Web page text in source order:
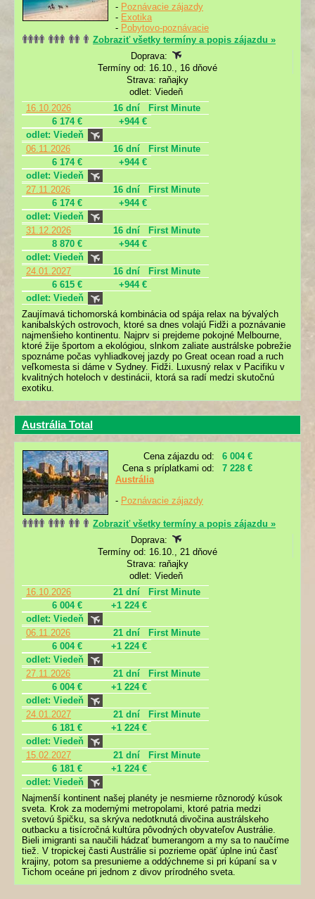
- Poznávacie zájazdy
- Exotika
- Pobytovo-poznávacie
Zobraziť všetky termíny a popis zájazdu »
Doprava:
Termíny od: 16.10., 16 dňové
Strava: raňajky
odlet: Viedeň
16.10.2026
16 dní
First Minute
6 174 €
+944 €
odlet: Viedeň
06.11.2026
16 dní
First Minute
6 174 €
+944 €
odlet: Viedeň
27.11.2026
16 dní
First Minute
6 174 €
+944 €
odlet: Viedeň
31.12.2026
16 dní
First Minute
8 870 €
+944 €
odlet: Viedeň
24.01.2027
16 dní
First Minute
6 615 €
+944 €
odlet: Viedeň
Zaujímavá tichomorská kombinácia od spája relax na bývalých
kanibalských ostrovoch, ktoré sa dnes volajú Fidži a poznávanie
najmenšieho kontinentu. Najprv si prejdeme pokojné Melbourne,
ktoré žije športom a ekológiou, slnkom zaliate austrálske pobrežie
spoznáme počas vyhliadkovej jazdy po Great ocean road a ruch
veľkomesta si dáme v Sydney. Fidži. Luxusný relax v Pacifiku v
kvalitných hoteloch v destinácii, ktorá sa radí medzi skutočnú
exotiku.
Austrália Total
Cena zájazdu od:
6 004 €
Cena s príplatkami od:
7 228 €
Austrália
- Poznávacie zájazdy
Zobraziť všetky termíny a popis zájazdu »
Doprava:
Termíny od: 16.10., 21 dňové
Strava: raňajky
odlet: Viedeň
16.10.2026
21 dní
First Minute
6 004 €
+1 224 €
odlet: Viedeň
06.11.2026
21 dní
First Minute
6 004 €
+1 224 €
odlet: Viedeň
27.11.2026
21 dní
First Minute
6 004 €
+1 224 €
odlet: Viedeň
24.01.2027
21 dní
First Minute
6 181 €
+1 224 €
odlet: Viedeň
15.02.2027
21 dní
First Minute
6 181 €
+1 224 €
odlet: Viedeň
Najmenší kontinent našej planéty je nesmierne rôznorodý kúsok
sveta. Krok za modernými metropolami, ktoré patria medzi
svetovú špičku, sa skrýva nedotknutá divočina austrálskeho
outbacku a tisícročná kultúra pôvodných obyvateľov Austrálie.
Bieli imigranti sa naučili hádzať bumerangom a my sa to naučíme
tiež. V tropickej časti Austrálie si pozrieme opäť úplne inú časť
krajiny, potom sa presunieme a oddýchneme si pri kúpaní sa v
Tichom oceáne pri jednom z divov prírodného sveta.